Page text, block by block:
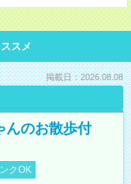
スメ
掲載日：2026.08.08
んのお散歩付
クOK